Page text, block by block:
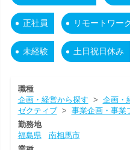
正社員 リモートワー
未経験 土日祝日休み
職種
企画・経営から探す > 企画・
ゼクティブ> 事業企画・事業
勤務地
福島県
南相馬市